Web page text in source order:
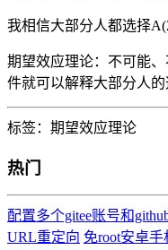
我相信大部分人都选择
期望效应理论：不可能
件就可以解释大部分人的
标签： 期望效应理论
热门
配置多个gitee账号和
URL重定向 免root安卓